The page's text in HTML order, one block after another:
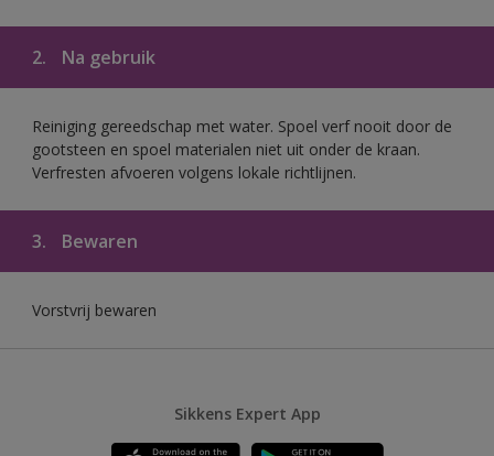
2. Na gebruik
Reiniging gereedschap met water. Spoel verf nooit door de
gootsteen en spoel materialen niet uit onder de kraan.
Verfresten afvoeren volgens lokale richtlijnen.
3. Bewaren
Vorstvrij bewaren
Sikkens Expert App